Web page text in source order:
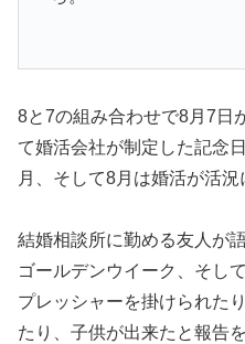
8と7の組み合わせで8月7日
て婚活会社が制定した記念
月、そして8月は婚活が活況
結婚相談所に勤める友人が
ゴールデンウイーク、そし
プレッシャーを掛けられた
たり、子供が出来たと報告